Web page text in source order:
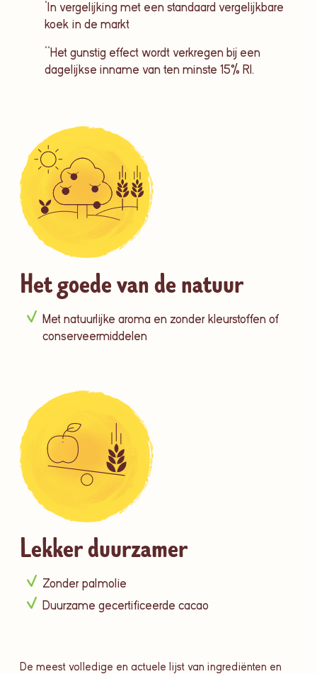
*In vergelijking met een standaard vergelijkbare
koek in de markt
**Het gunstig effect wordt verkregen bij een
dagelijkse inname van ten minste 15% RI.
Het goede van de natuur
Met natuurlijke aroma en zonder kleurstoffen of
conserveermiddelen
Lekker duurzamer
Zonder palmolie
Duurzame gecertificeerde cacao
De meest volledige en actuele lijst van ingrediënten en